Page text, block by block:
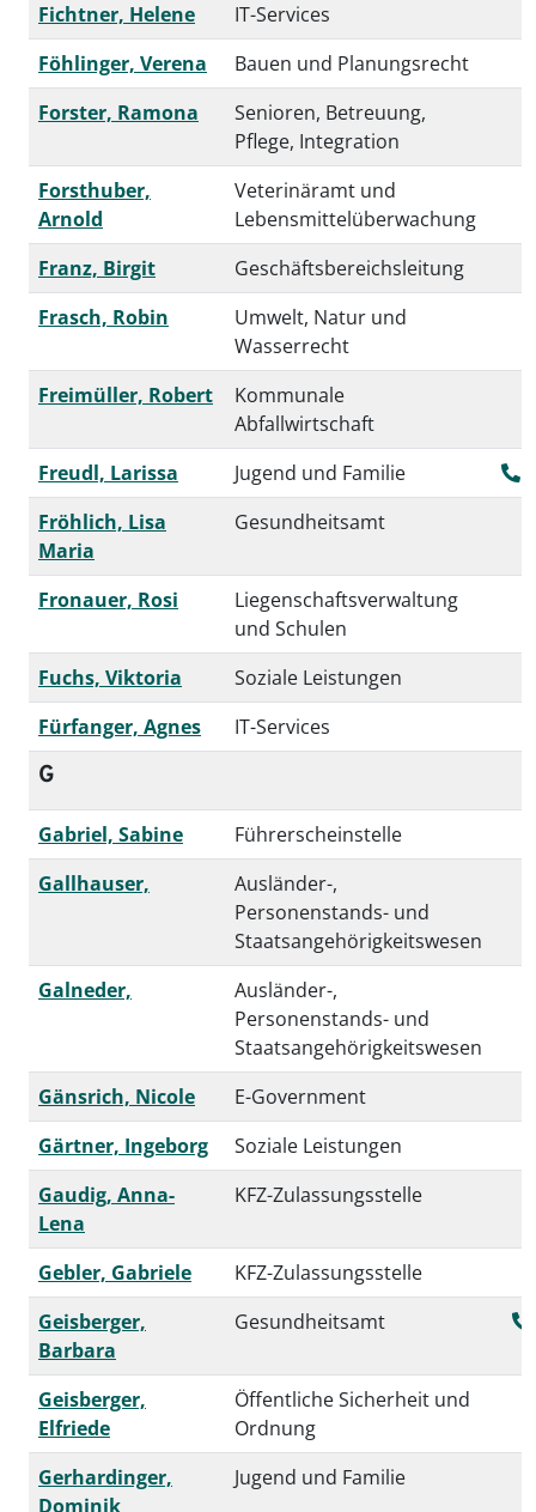
Fichtner, Helene
IT-Services
Föhlinger, Verena
Bauen und Planungsrecht
Forster, Ramona
Senioren, Betreuung,
Pflege, Integration
Forsthuber,
Arnold
Veterinäramt und
Lebensmittelüberwachung
Franz, Birgit
Geschäftsbereichsleitung
Frasch, Robin
Umwelt, Natur und
Wasserrecht
Freimüller, Robert
Kommunale
Abfallwirtschaft
Freudl, Larissa
Jugend und Familie
Fröhlich, Lisa
Maria
Gesundheitsamt
Fronauer, Rosi
Liegenschaftsverwaltung
und Schulen
Fuchs, Viktoria
Soziale Leistungen
Fürfanger, Agnes
IT-Services
G
Gabriel, Sabine
Führerscheinstelle
Gallhauser,
Ausländer-,
Personenstands- und
Staatsangehörigkeitswesen
Galneder,
Ausländer-,
Personenstands- und
Staatsangehörigkeitswesen
Gänsrich, Nicole
E-Government
Gärtner, Ingeborg
Soziale Leistungen
Gaudig, Anna-
Lena
KFZ-Zulassungsstelle
Gebler, Gabriele
KFZ-Zulassungsstelle
Geisberger,
Barbara
Gesundheitsamt
Geisberger,
Elfriede
Öffentliche Sicherheit und
Ordnung
Gerhardinger,
Dominik
Jugend und Familie